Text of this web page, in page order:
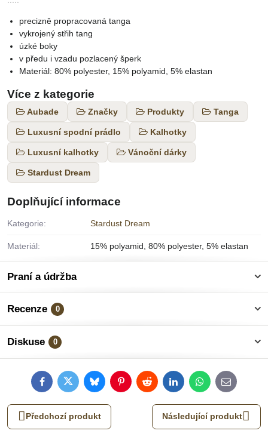
precizně propracovaná tanga
vykrojený střih tang
úzké boky
v předu i vzadu pozlacený šperk
Materiál: 80% polyester, 15% polyamid, 5% elastan
Více z kategorie
Aubade Značky Produkty Tanga
Luxusní spodní prádlo Kalhotky
Luxusní kalhotky Vánoční dárky
Stardust Dream
Doplňující informace
Kategorie: Stardust Dream
Materiál: 15% polyamid, 80% polyester, 5% elastan
Praní a údržba
Recenze 0
Diskuse 0
FacebookTwitterBlueskyPinterestRedditLinkedInWhatsApp
E-
mail
Předchozí produkt Následující produkt